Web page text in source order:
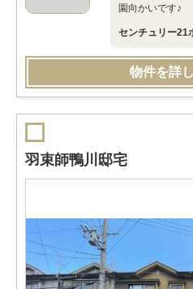
園向かいです♪
センチュリー21
物件を詳
羽束師鴨川邸宅